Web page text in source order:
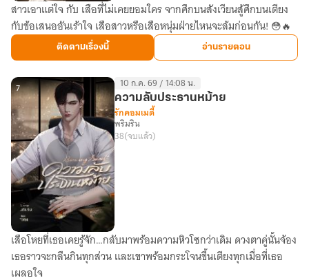
โปรด
ปราบ
เสือ
สาวเอาแต่ใจ กับ เสือที่ไม่เคยยอมใคร จากศึกบนสังเวียนสู้ศึกบนเตียง
กับข้อเสนออันเร้าใจ เสือสาวหรือเสือหนุ่มฝ่ายไหนจะล้มก่อนกัน! 😳🔥
ติดตามเรื่องนี้ อ่านรายตอน
ความ
ลับ
ประธาน
7 10 ก.ค. 69 / 14:08 น.
ความลับประธานหม้าย
รักคอมเมดี้
พริมริน
38(จบแล้ว)
เสือโหยที่เธอเคยรู้จัก…กลับมาพร้อมความหิวโซกว่าเดิม ดวงตาคู่นั้นจ้อง
เธอราวจะกลืนกินทุกส่วน และเขาพร้อมกระโจนขึ้นเตียงทุกเมื่อที่เธอ
เผลอใจ